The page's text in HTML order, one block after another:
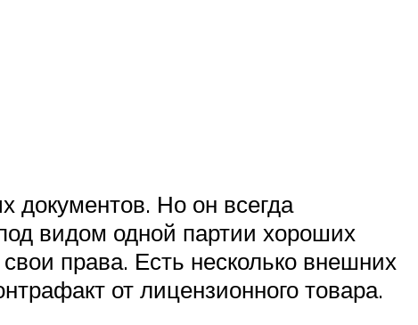
документов. Но он всегда
видом одной партии хороших
права. Есть несколько внешних
от лицензионного товара.